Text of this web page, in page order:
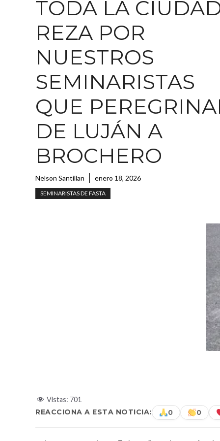
TODA LA
REZA POR
NUESTROS
SEMINARISTAS
QUE
DE LUJÁN A
BROCHERO
Nelson Santillan enero 18, 2026
SEMINARISTAS DE FASTA
Vistas: 701
REACCIONA A ESTA NOTICIA: 0 0